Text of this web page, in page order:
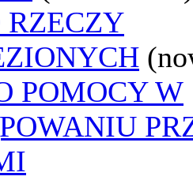
RZECZY
POMOCY W